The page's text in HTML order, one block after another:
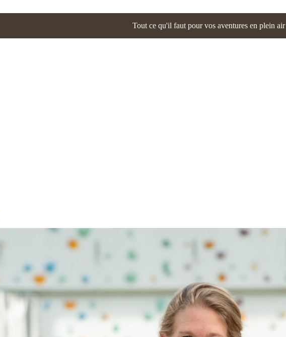
Tout ce qu'il faut pour vos aventures en plein air